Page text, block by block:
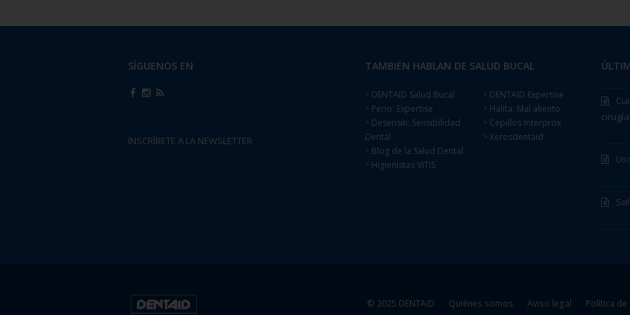
SÍGUENOS EN
INSCRÍBETE A LA NEWSLETTER
TAMBIÉN HABLAN DE SALUD BUCAL
> DENTAID Salud Bucal
> Perio: Expertise
> Desensin: Sensibilidad
Dental
> Blog de la Salud Dental
> Higienistas VITIS
> DENTAID Expertise
> Halita: Mal aliento
> Cepillos Interprox
> Xerosdentaid
cirugía
© 2025 DENTAID Quiénes somos Aviso legal Política